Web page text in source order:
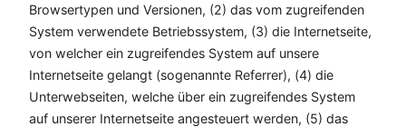
Browsertypen und Versionen, (2) das vom zugreifenden
System verwendete Betriebssystem, (3) die Internetseite,
von welcher ein zugreifendes System auf unsere
Internetseite gelangt (sogenannte Referrer), (4) die
Unterwebseiten, welche über ein zugreifendes System
auf unserer Internetseite angesteuert werden, (5) das